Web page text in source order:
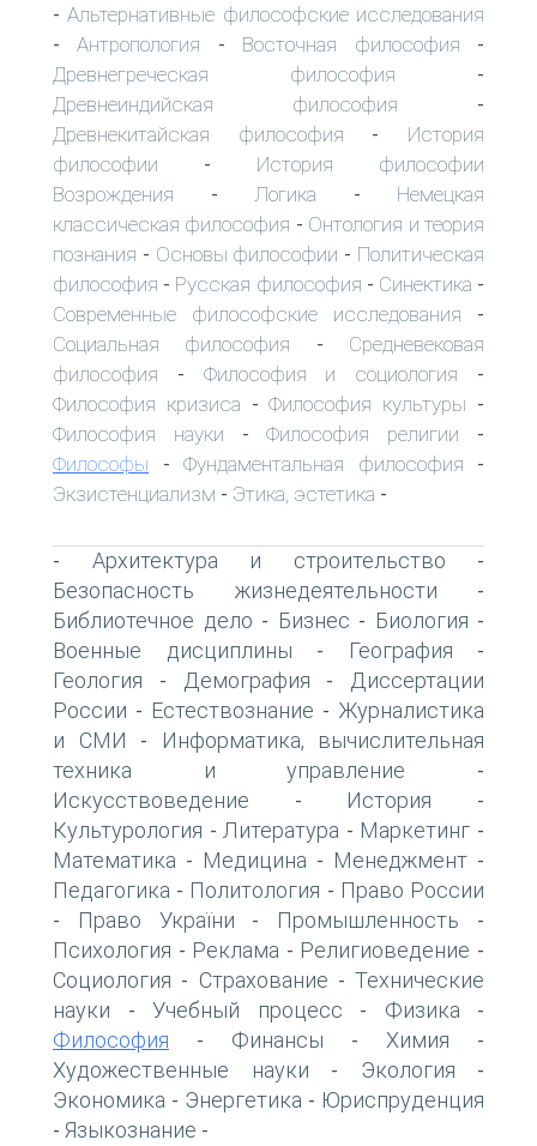
-Альтернативные философские исследования
-Антропология - Восточная философия -
Древнегреческая философия -
Древнеиндийская философия -
Древнекитайская философия - История
философии - История философии
Возрождения - Логика - Немецкая
классическая философия - Онтология и теория
познания - Основы философии - Политическая
философия - Русская философия - Синектика -
Современные философские исследования -
Социальная философия - Средневековая
философия - Философия и социология -
Философия кризиса -Философия культуры -
Философия науки -Философия религии -
Философы - Фундаментальная философия -
Экзистенциализм - Этика, эстетика -
- Архитектура и строительство -
Безопасность жизнедеятельности -
Библиотечное дело - Бизнес - Биология -
Военные дисциплины - География -
Геология - Демография -
Диссертации
России - Естествознание - Журналистика
и СМИ -
Информатика, вычислительная
техника и управление -
Искусствоведение - История -
Культурология - Литература - Маркетинг -
Математика - Медицина - Менеджмент -
Педагогика - Политология - Право России
- Право України - Промышленность -
Психология - Реклама - Религиоведение -
Социология - Страхование - Технические
науки - Учебный процесс - Физика -
Философия - Финансы - Химия -
Художественные науки - Экология -
Экономика - Энергетика - Юриспруденция
- Языкознание -